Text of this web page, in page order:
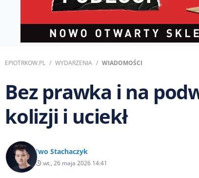
EPIOTRKOW.PL WYDARZENIA WIADOMOŚCI
Bez prawka i na
kolizji i uciekł
Iwo Stachaczyk
wt., 26 maja 2026 14:41